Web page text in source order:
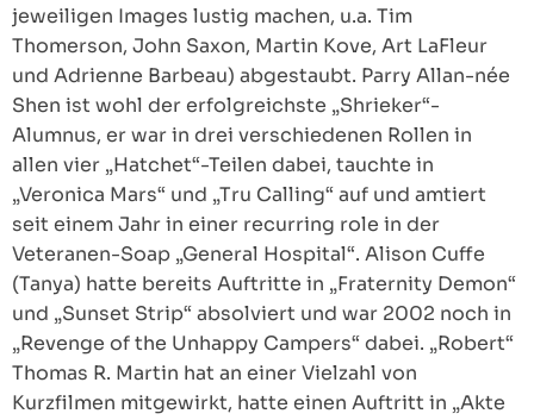
jeweiligen Images lustig machen, u.a. Tim
Thomerson, John Saxon, Martin Kove, Art LaFleur
und Adrienne Barbeau) abgestaubt. Parry Allan-née
Shen ist wohl der erfolgreichste „Shrieker“-
Alumnus, er war in drei verschiedenen Rollen in
allen vier „Hatchet“-Teilen dabei, tauchte in
„Veronica Mars“ und „Tru Calling“ auf und amtiert
seit einem Jahr in einer recurring role in der
Veteranen-Soap „General Hospital“. Alison Cuffe
(Tanya) hatte bereits Auftritte in „Fraternity Demon“
und „Sunset Strip“ absolviert und war 2002 noch in
„Revenge of the Unhappy Campers“ dabei. „Robert“
Thomas R. Martin hat an einer Vielzahl von
Kurzfilmen mitgewirkt, hatte einen Auftritt in „Akte